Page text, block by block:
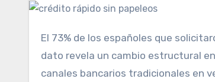
El 73% de los españoles que solicitaron financiación urgente en 2024 optaron por plataformas digitales. Este
dato revela un cambio estructural
canales bancarios tradicionales en